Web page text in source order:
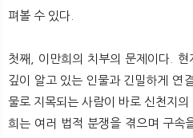
펴볼 수 있다.
첫째, 이만희의 치부의 문제이다.
깊이 알고 있는 인물과 긴밀하게 연
물로 지목되는 사람이 바로 신천지
희는 여러 법적 분쟁을 겪으며 구속